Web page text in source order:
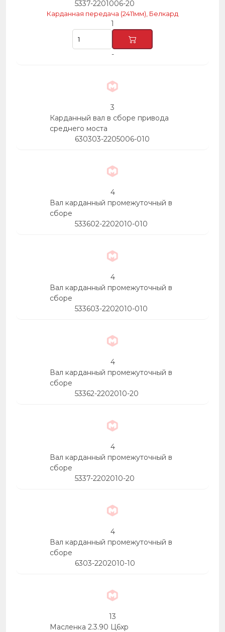
5337-2201006-20
Карданная передача (2411мм), Белкард
1
-
3
Карданный вал в сборе привода
среднего моста
630303-2205006-010
4
Вал карданный промежуточный в
сборе
533602-2202010-010
4
Вал карданный промежуточный в
сборе
533603-2202010-010
4
Вал карданный промежуточный в
сборе
53362-2202010-20
4
Вал карданный промежуточный в
сборе
5337-2202010-20
4
Вал карданный промежуточный в
сборе
6303-2202010-10
13
Масленка 2.3.90 Ц6хр